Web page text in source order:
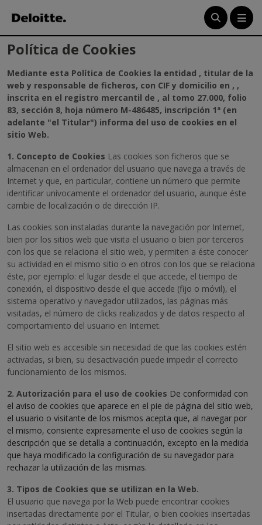
Menú
Crea tu cuenta
Ingresa
Política de Cookies
Mediante esta Política de Cookies la entidad , titular de la
web y responsable de ficheros, con CIF y domicilio en , ,
inscrita en el registro mercantil de , al tomo 27.000, folio
83, sección 8, hoja número M-486485, inscripción 1ª (en
adelante "el Titular") informa del uso de cookies en el
sitio Web.
1. Concepto de Cookies Las cookies son ficheros que se
almacenan en el ordenador del usuario que navega a través de
Internet y que, en particular, contiene un número que permite
identificar unívocamente el ordenador del usuario, aunque éste
cambie de localización o de dirección IP.
Las cookies son instaladas durante la navegación por Internet,
bien por los sitios web que visita el usuario o bien por terceros
con los que se relaciona el sitio web, y permiten a éste conocer
su actividad en el mismo sitio o en otros con los que se relaciona
éste, por ejemplo: el lugar desde el que accede, el tiempo de
conexión, el dispositivo desde el que accede (fijo o móvil), el
sistema operativo y navegador utilizados, las páginas más
visitadas, el número de clicks realizados y de datos respecto al
comportamiento del usuario en Internet.
El sitio web es accesible sin necesidad de que las cookies estén
activadas, si bien, su desactivación puede impedir el correcto
funcionamiento de los mismos.
2. Autorización para el uso de cookies De conformidad con
el aviso de cookies que aparece en el pie de página del sitio web,
el usuario o visitante de los mismos acepta que, al navegar por
el mismo, consiente expresamente el uso de cookies según la
descripción que se detalla a continuación, excepto en la medida
que haya modificado la configuración de su navegador para
rechazar la utilización de las mismas.
3. Tipos de Cookies que se utilizan en la Web.
El usuario que navega por la Web puede encontrar cookies
insertadas directamente por el Titular, o bien cookies insertadas